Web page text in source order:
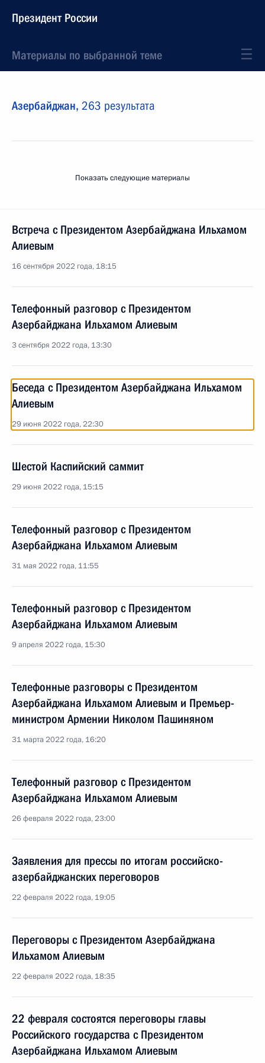
Президент России
Материалы по выбранной теме
Азербайджан, 263 результата
Показать следующие материалы
Встреча с Президентом Азербайджана Ильхамом
Алиевым
16 сентября 2022 года, 18:15
Телефонный разговор с Президентом
Азербайджана Ильхамом Алиевым
3 сентября 2022 года, 13:30
Беседа с Президентом Азербайджана Ильхамом
Алиевым
29 июня 2022 года, 22:30
Шестой Каспийский саммит
29 июня 2022 года, 15:15
Телефонный разговор с Президентом
Азербайджана Ильхамом Алиевым
31 мая 2022 года, 11:55
Телефонный разговор с Президентом
Азербайджана Ильхамом Алиевым
9 апреля 2022 года, 15:30
Телефонные разговоры с Президентом
Азербайджана Ильхамом Алиевым и Премьер-
министром Армении Николом Пашиняном
31 марта 2022 года, 16:20
Телефонный разговор с Президентом
Азербайджана Ильхамом Алиевым
26 февраля 2022 года, 23:00
Заявления для прессы по итогам российско-
азербайджанских переговоров
22 февраля 2022 года, 19:05
Переговоры с Президентом Азербайджана
Ильхамом Алиевым
22 февраля 2022 года, 18:35
22 февраля состоятся переговоры главы
Российского государства с Президентом
Азербайджана Ильхамом Алиевым